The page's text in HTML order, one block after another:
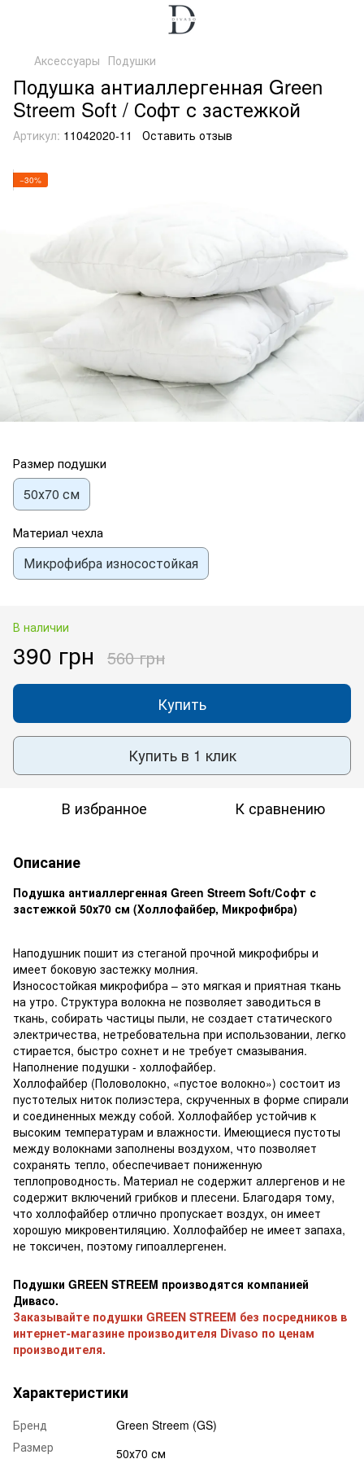
Аксессуары Подушки
Подушка антиаллергенная Green
Streem Soft / Софт с застежкой
Артикул: 11042020-11 Оставить отзыв
−30%
Размер подушки
50х70 см
Материал чехла
Микрофибра износостойкая
В наличии
390 грн 560 грн
Купить
Купить в 1 клик
В избранное К сравнению
Описание
Подушка антиаллергенная Green Streem Soft/Софт с
застежкой 50х70 см (Холлофайбер, Микрофибра)
Наподушник пошит из стеганой прочной микрофибры и
имеет боковую застежку молния.
Износостойкая микрофибра – это мягкая и приятная ткань
на утро. Структура волокна не позволяет заводиться в
ткань, собирать частицы пыли, не создает статического
электричества, нетребовательна при использовании, легко
стирается, быстро сохнет и не требует смазывания.
Наполнение подушки - холлофайбер.
Холлофайбер (Половолокно, «пустое волокно») состоит из
пустотелых ниток полиэстера, скрученных в форме спирали
и соединенных между собой. Холлофайбер устойчив к
высоким температурам и влажности. Имеющиеся пустоты
между волокнами заполнены воздухом, что позволяет
сохранять тепло, обеспечивает пониженную
теплопроводность. Материал не содержит аллергенов и не
содержит включений грибков и плесени. Благодаря тому,
что холлофайбер отлично пропускает воздух, он имеет
хорошую микровентиляцию. Холлофайбер не имеет запаха,
не токсичен, поэтому гипоаллергенен.
Подушки GREEN STREEM производятся компанией
Дивасо.
Заказывайте подушки GREEN STREEM без посредников в
интернет-магазине производителя Divaso по ценам
производителя.
Характеристики
Бренд
Green Streem (GS)
Размер
50х70 см